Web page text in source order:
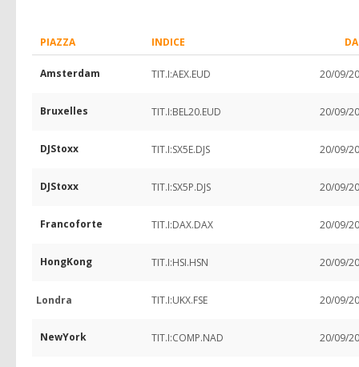
PIAZZA INDICE
Amsterdam TIT.I:AEX.EUD 20/09/
Bruxelles TIT.I:BEL20.EUD 20/09/
DJStoxx TIT.I:SX5E.DJS 20/09/
DJStoxx TIT.I:SX5P.DJS 20/09/
Francoforte TIT.I:DAX.DAX 20/09/
HongKong TIT.I:HSI.HSN 20/09/
Londra TIT.I:UKX.FSE 20/09/
NewYork TIT.I:COMP.NAD 20/09/